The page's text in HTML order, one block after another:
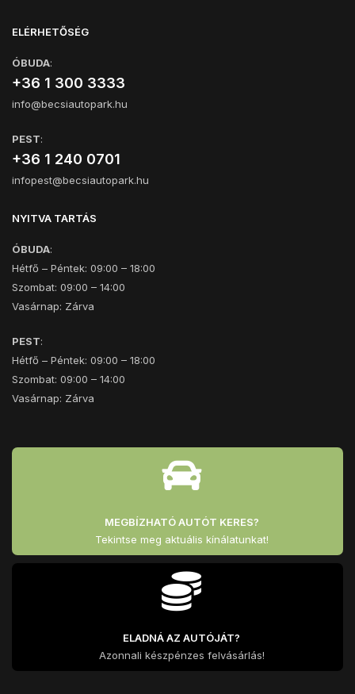
ELÉRHETŐSÉG
ÓBUDA:
+36 1 300 3333
info@becsiautopark.hu
PEST:
+36 1 240 0701
infopest@becsiautopark.hu
NYITVA TARTÁS
ÓBUDA:
Hétfő – Péntek: 09:00 – 18:00
Szombat: 09:00 – 14:00
Vasárnap: Zárva
PEST:
Hétfő – Péntek: 09:00 – 18:00
Szombat: 09:00 – 14:00
Vasárnap: Zárva
MEGBÍZHATÓ AUTÓT KERES?
Tekintse meg aktuális kínálatunkat!
ELADNÁ AZ AUTÓJÁT?
Azonnali készpénzes felvásárlás!